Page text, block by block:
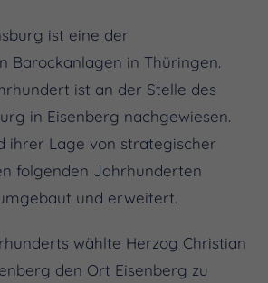
ist eine der
Barockanlagen in Thüringen.
ist an der Stelle des
in Eisenberg nachgewiesen.
ihrer Lage von strategischer
folgenden Jahrhunderten
und erweitert.
wählte Herzog Christian
den Ort Eisenberg zu